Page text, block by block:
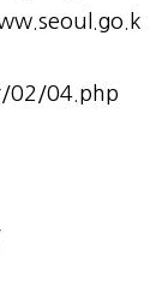
02/04.php